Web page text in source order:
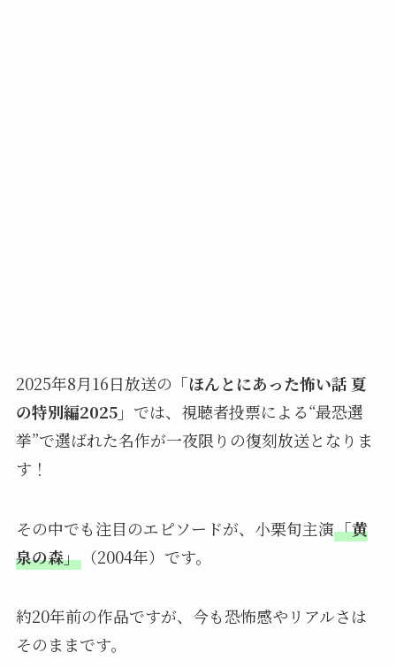
2025年8月16日放送の 「ほんとにあった怖い話 夏
の特別編2025」 では、視聴者投票による“最恐選
挙”で選ばれた名作が一夜限りの復刻放送となりま
す！
その中でも注目のエピソードが、小栗旬主演「黄
泉の森」（2004年）です。
約20年前の作品ですが、今も恐怖感やリアルさは
そのままです。